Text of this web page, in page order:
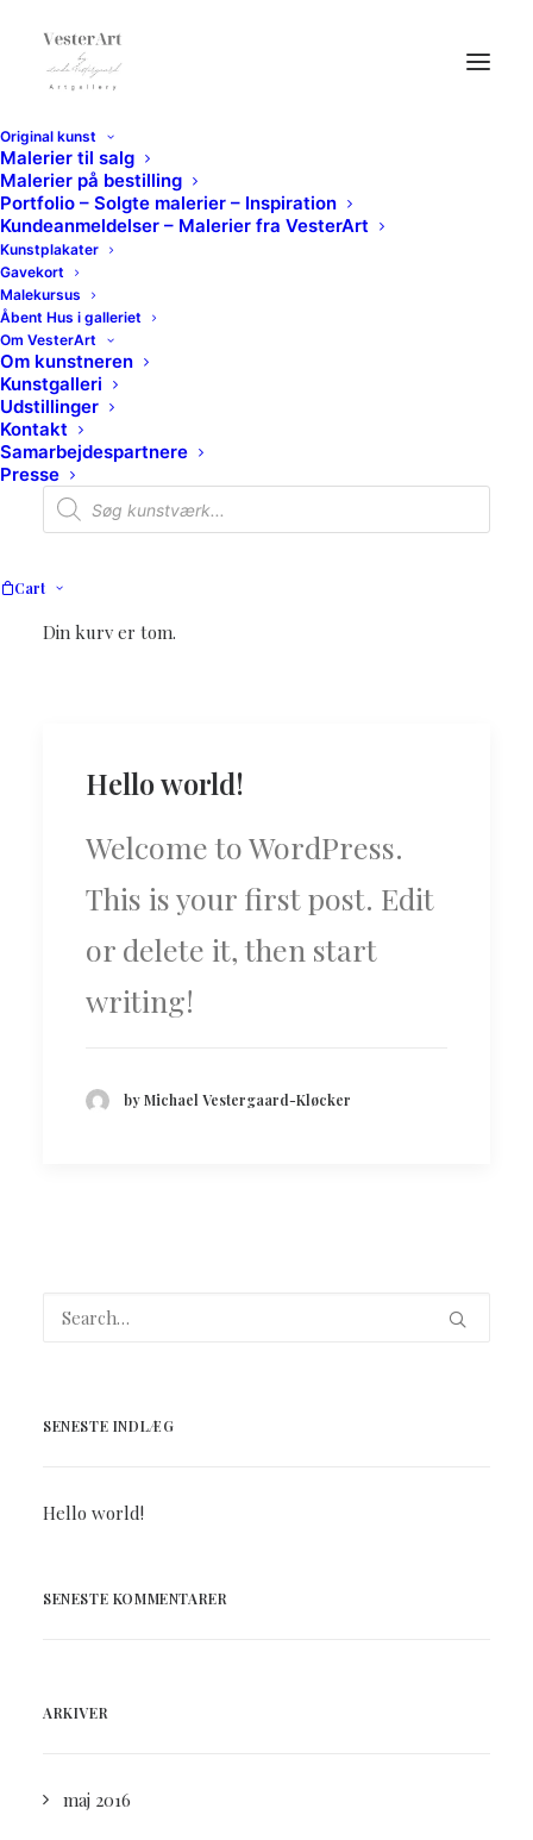
Original kunst
Malerier til salg
Malerier på bestilling
Portfolio – Solgte malerier – Inspiration
Kundeanmeldelser – Malerier fra VesterArt
Kunstplakater
Gavekort
Malekursus
Åbent Hus i galleriet
Om VesterArt
Om kunstneren
Kunstgalleri
Udstillinger
Kontakt
Samarbejdespartnere
Presse
Products
search
Cart
Din kurv er tom.
Month: maj 2016
Hello world!
Welcome to WordPress.
This is your first post. Edit
or delete it, then start
writing!
by Michael Vestergaard-Kløcker
SENESTE INDLÆG
Hello world!
SENESTE KOMMENTARER
ARKIVER
maj 2016